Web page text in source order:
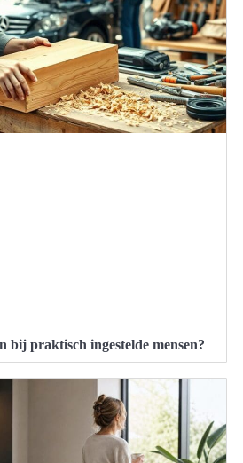
bij praktisch ingestelde mensen?